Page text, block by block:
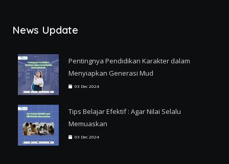
News Update
Pentingnya Pendidikan Karakter dalam
Menyiapkan Generasi Mud
03 Dec 2024
Tips Belajar Efektif : Agar Nilai Selalu
Memuaskan
03 Dec 2024